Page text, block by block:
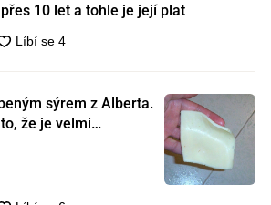
10 let a tohle je její plat
sýrem z Alberta.
že je velmi